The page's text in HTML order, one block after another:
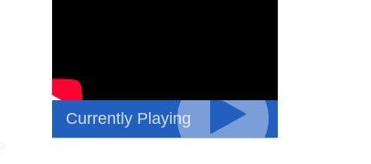
Currently Playing